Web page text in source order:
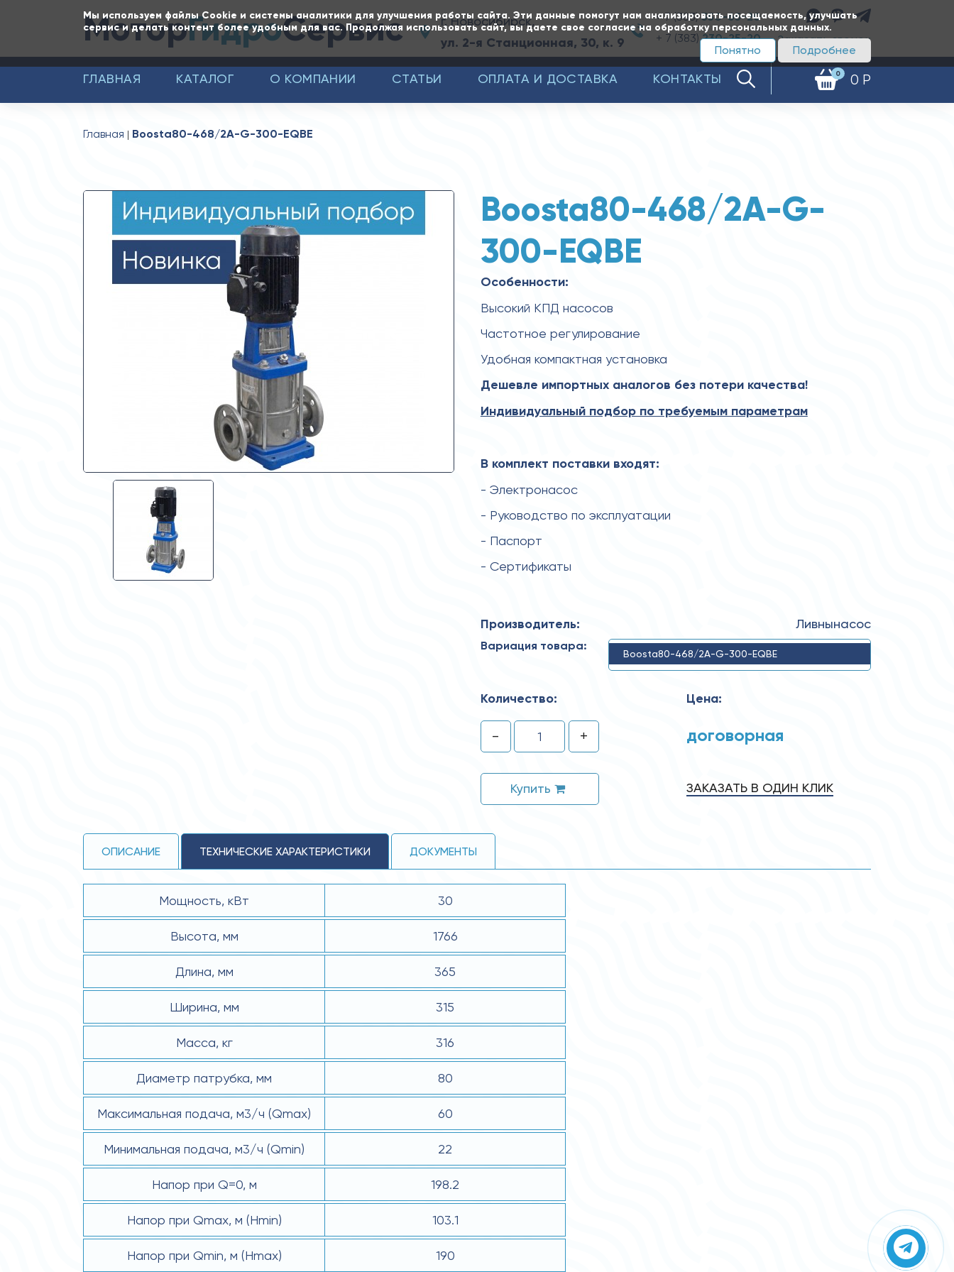
Мы используем файлы Cookie и системы аналитики для улучшения работы сайта. Эти данные помогут нам анализировать посещаемость, улучшать
сервис и делать контент более удобным для вас. Продолжая использовать сайт, вы даете свое согласие на обработку персональных данных.
Подробнее
Понятно
МоторГидроСервис г. Новосибирск,
ул. 2-я Станционная, 30, к. 9
+ 7 (383)350-65-20
+ 7 (383)230-25-20 Заказать звонок
0 0 Р
ГЛАВНАЯ КАТАЛОГ О КОМПАНИИ СТАТЬИ ОПЛАТА И ДОСТАВКА КОНТАКТЫ
Главная Boosta80-468/2A-G-300-EQBE
Boosta80-468/2A-G-
300-EQBE
Особенности:
Высокий КПД насосов
Частотное регулирование
Удобная компактная установка
Дешевле импортных аналогов без потери качества!
Индивидуальный подбор по требуемым параметрам
В комплект поставки входят:
- Электронасос
- Руководство по эксплуатации
- Паспорт
- Сертификаты
Производитель: Ливнынасос
Вариация товара:
Boosta80-468/2A-G-300-EQBE
Количество:
- +
Купить
Цена:
договорная
ЗАКАЗАТЬ В ОДИН КЛИК
ОПИСАНИЕ ТЕХНИЧЕСКИЕ ХАРАКТЕРИСТИКИ ДОКУМЕНТЫ
Мощность, кВт 30
Высота, мм 1766
Длина, мм 365
Ширина, мм 315
Масса, кг 316
Диаметр патрубка, мм 80
Макcимальная подача, м3/ч (Qmax) 60
Минимальная подача, м3/ч (Qmin) 22
Напор при Q=0, м 198.2
Напор при Qmax, м (Hmin) 103.1
Напор при Qmin, м (Hmax) 190